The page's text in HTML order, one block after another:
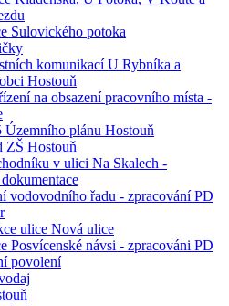
Sulovického potoka
komunikací U Rybníka a
Hostouň
na obsazení pracovního místa -
Územního plánu Hostouň
ZŠ Hostouň
v ulici Na Skalech -
vodovodního řadu - zpracování PD
ulice Nová ulice
Posvícenské návsi - zpracováni PD
povolení